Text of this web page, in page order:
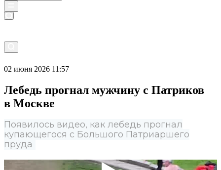
02 июня 2026 11:57
Лебедь прогнал мужчину с Патриков
в Москве
Появилось видео, как лебедь прогнал
купающегося с Большого Патриаршего
пруда